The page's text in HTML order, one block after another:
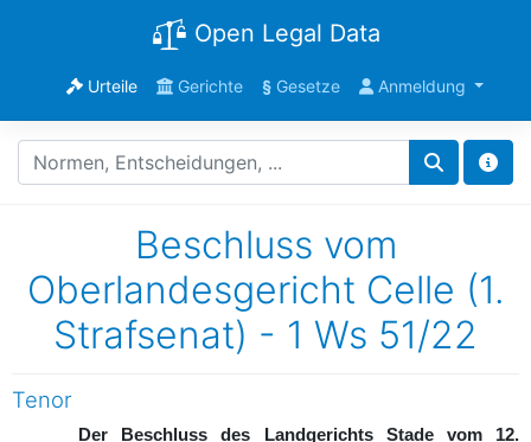
Open Legal Data
Urteile Gerichte §Gesetze Anmeldung
Beschluss vom
Oberlandesgericht Celle (1.
Strafsenat) - 1 Ws 51/22
Tenor
Der Beschluss des Landgerichts Stade vom 12.